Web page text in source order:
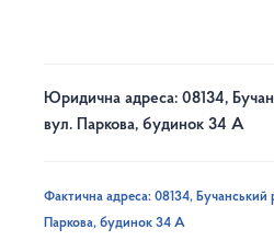
Юридична адреса: 08134,
вул. Паркова, будинок 34 А
Фактична адреса: 08134,
Паркова, будинок 34 А